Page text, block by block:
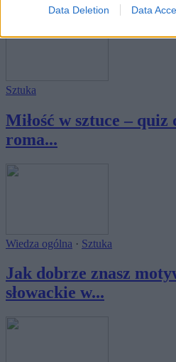
Data Deletion Data
Sztuka
Miłość w sztuce –
roma...
Wiedza ogólna · Sztuka
Jak dobrze znasz
słowackie w...